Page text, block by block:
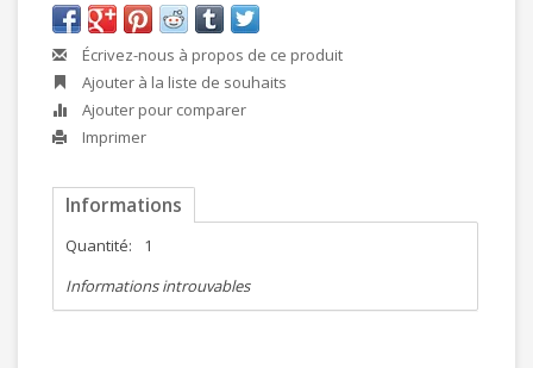
Écrivez-nous à propos de ce produit
Ajouter à la liste de souhaits
Ajouter pour comparer
Imprimer
Informations
Quantité:
1
Informations introuvables